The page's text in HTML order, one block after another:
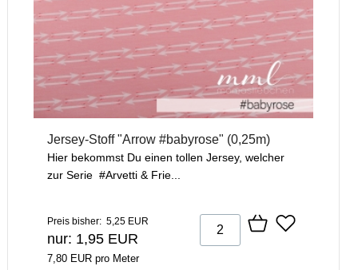
Jersey-Stoff "Arrow #babyrose" (0,25m)
Hier bekommst Du einen tollen Jersey, welcher
zur Serie #Arvetti & Frie...
Preis bisher: 5,25 EUR
nur: 1,95 EUR
7,80 EUR pro Meter